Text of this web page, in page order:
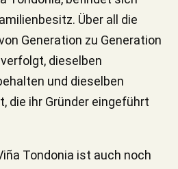
Über all die
Generation zu Generation
dieselben
und dieselben
die ihr Gründer eingeführt
Tondonia ist auch noch